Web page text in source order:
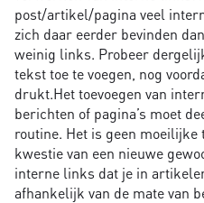
post/artikel/pagina veel
zich daar eerder bevinden
weinig links. Probeer
tekst toe te voegen, nog
drukt.Het toevoegen van
berichten of pagina’s moet
routine. Het is geen moeilijke
kwestie van een nieuwe
interne links dat je in
afhankelijk van de mate van